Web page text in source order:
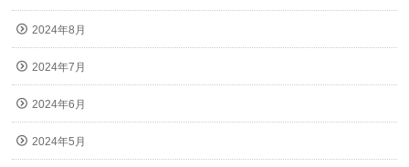
2024年8月
2024年7月
2024年6月
2024年5月